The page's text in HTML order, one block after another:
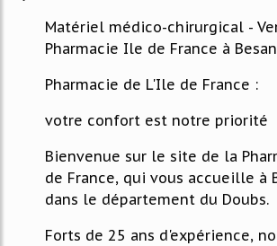
Matériel médico-chirurgical -
Pharmacie Ile de France à
Pharmacie de L'Ile de France :
votre confort est notre priorité
Bienvenue sur le site de la
de France, qui vous accueille à
dans le département du Doubs.
Forts de 25 ans d'expérience,